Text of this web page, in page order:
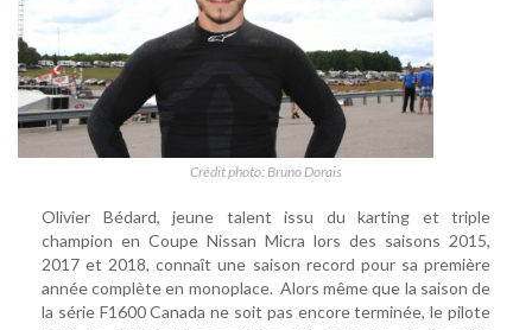
Crédit photo: Bruno Dorais
Olivier Bédard, jeune talent issu du karting et triple
champion en Coupe Nissan Micra lors des saisons 2015,
2017 et 2018, connaît une saison record pour sa première
année complète en monoplace. Alors même que la saison de
la série F1600 Canada ne soit pas encore terminée, le pilote